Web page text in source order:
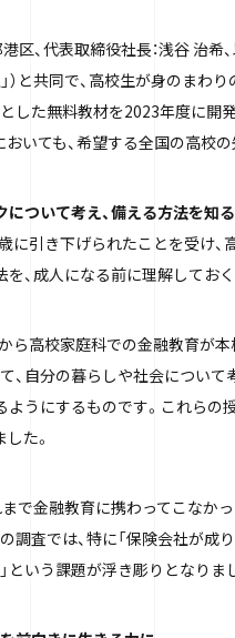
区、代表取締役社長：浅谷 治希
）と共同で、高校生が身のまわ
した無料教材を2023年度に開
おいても、希望する全国の高校
ついて考え、備える方法を知
に引き下げられたことを受け、
、成人になる前に理解してお
ら高校家庭科での金融教育が
、自分の暮らしや社会について
ようにするものです。これら
た。
まで金融教育に携わってこなか
調査では、特に「保険会社が成
いう課題が浮き彫りとなりま